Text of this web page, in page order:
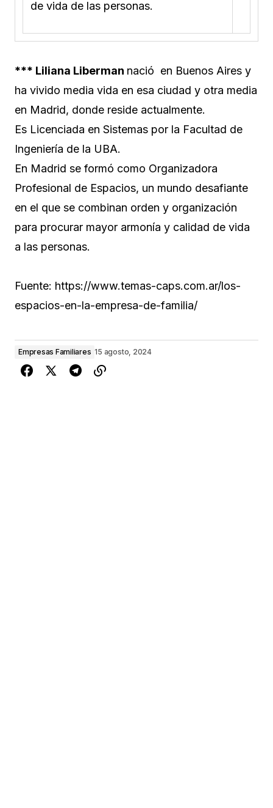
de vida de las personas.
*** Liliana Liberman nació en Buenos Aires y
ha vivido media vida en esa ciudad y otra media
en Madrid, donde reside actualmente.
Es Licenciada en Sistemas por la Facultad de
Ingeniería de la UBA.
En Madrid se formó como Organizadora
Profesional de Espacios, un mundo desafiante
en el que se combinan orden y organización
para procurar mayor armonía y calidad de vida
a las personas.
Fuente: https://www.temas-caps.com.ar/los-
espacios-en-la-empresa-de-familia/
Empresas Familiares 15 agosto, 2024